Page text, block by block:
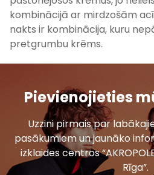
kombinācijā ar mirdzošām
nakts ir kombinācija, kuru
pretgrumbu krēms.
Pievienojieties
Uzzini pirmais par
pasākumiem un jaunāko
izklaides centros
Rīga”.